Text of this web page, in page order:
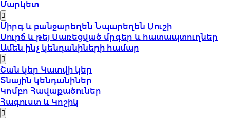
Մարկետ
Միրգ և բանջարեղենՆպարեղեն Սուշի
Սուրճ և թեյ Սառեցված մրգեր և հատապտուղներ
Ամեն ինչ կենդանիների համար
Շան կեր Կատվի կեր
Տնային կենդանիներ
Կոմբո Հավաքածուներ
Հագուստ և Կոշիկ